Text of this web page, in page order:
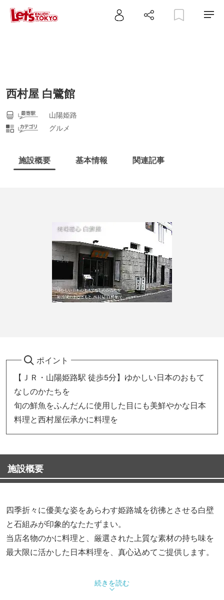
西村屋 白鷺館
山陽姫路
グルメ
施設概要 基本情報 関連記事
ポイント
【ＪＲ・山陽姫路駅 徒歩5分】ゆかしい日本のおもて
なしのかたちを
旬の鮮魚をふんだんに使用した目にも美鮮やかな日本
料理と西村屋伝承かに料理を
施設概要
四季折々に優美な姿をあらわす姫路城を彷彿とさせる白壁
と石組みが印象的なたたずまい。
当店名物のかに料理と、厳選された上質な素材の持ち味を
最大限に活かした日本料理を、真心込めてご提供します。
続きを読む